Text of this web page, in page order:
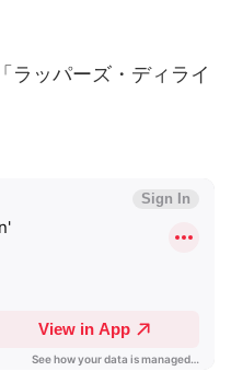
ラッパーズ・ディライ